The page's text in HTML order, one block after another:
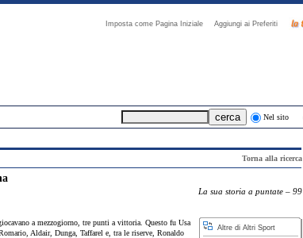
Imposta come Pagina Iniziale Aggiungi ai Preferiti
Nel sito
Torna alla ricerca
La sua storia a puntate – 99
Altre di Altri Sport
a mezzogiorno, tre punti a vittoria. Questo fu Usa
Aldair, Dunga, Taffarel e, tra le riserve, Ronaldo